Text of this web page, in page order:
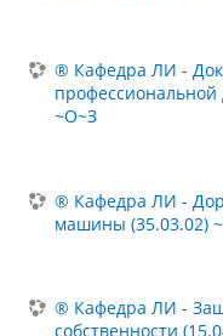
® Кафедра ЛИ -
профессиональной
~О~З
® Кафедра ЛИ -
машины (35.03.02)
® Кафедра ЛИ -
собственности